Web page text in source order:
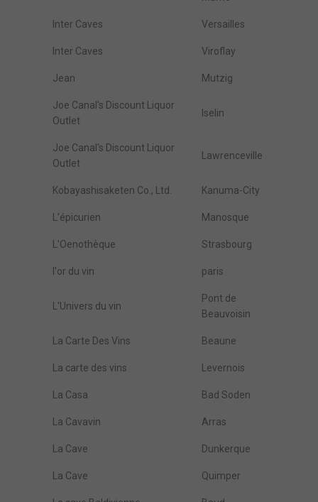
Inter Caves Versailles
Inter Caves Viroflay
Jean Mutzig
Joe Canal's Discount Liquor
Outlet
Iselin
Joe Canal's Discount Liquor
Outlet
Lawrenceville
Kobayashisaketen Co., Ltd. Kanuma-City
L'épicurien Manosque
L'Oenothèque Strasbourg
l'or du vin paris
L'Univers du vin
Pont de
Beauvoisin
La Carte Des Vins Beaune
La carte des vins Levernois
La Casa Bad Soden
La Cavavin Arras
La Cave Dunkerque
La Cave Quimper